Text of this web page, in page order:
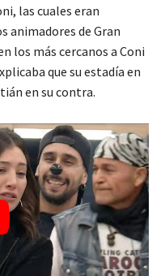
las cuales eran
animadores de Gran
los más cercanos a Coni
que su estadía en
en su contra.